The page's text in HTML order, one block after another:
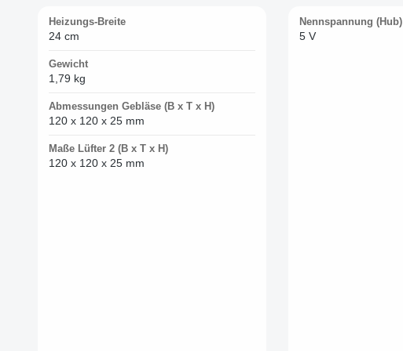
Heizungs-Breite
24 cm
Gewicht
1,79 kg
Abmessungen Gebläse (B x T x H)
120 x 120 x 25 mm
Maße Lüfter 2 (B x T x H)
120 x 120 x 25 mm
Nennspannung (Hub)
5 V